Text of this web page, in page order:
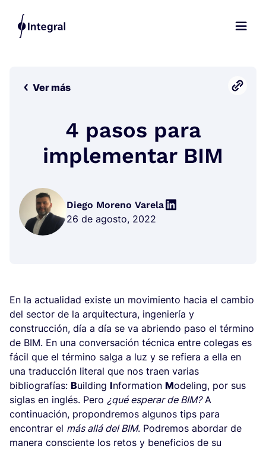
Ver más
4 pasos para
implementar BIM
Diego Moreno Varela
26 de agosto, 2022
En la actualidad existe un movimiento hacia el cambio
del sector de la arquitectura, ingeniería y
construcción, día a día se va abriendo paso el término
de BIM. En una conversación técnica entre colegas es
fácil que el término salga a luz y se refiera a ella en
una traducción literal que nos traen varias
bibliografías: Building Information Modeling, por sus
siglas en inglés. Pero ¿qué esperar de BIM?A
continuación, propondremos algunos tips para
encontrar el más allá del BIM. Podremos abordar de
manera consciente los retos y beneficios de su